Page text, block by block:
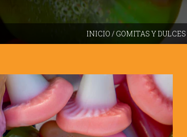
INICIO / GOMITAS Y DULCES